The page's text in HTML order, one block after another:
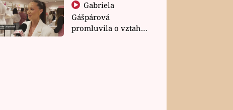
Gabriela
Gášpárová
promluvila o vztahu